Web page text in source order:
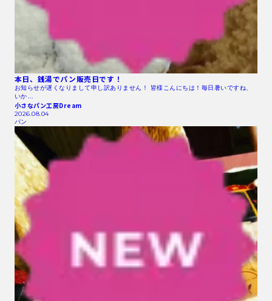
本日、銭湯でパン販売日です！
お知らせが遅くなりまして申し訳ありません！ 皆様こんにちは！毎日暑いですね、
いか…
小さなパン工房Dream
2026.08.04
パン